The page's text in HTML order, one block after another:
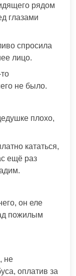
рядом
глазами
спросила
лицо.
не было.
плохо,
кататься,
ещё раз
он еле
пожилым
не
оплатив за